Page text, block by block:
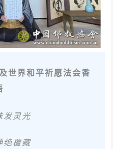
世界和平祈愿法会香
发灵光
绝覆藏